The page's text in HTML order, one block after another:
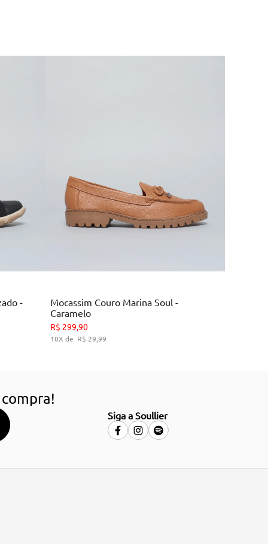
-
ADICIONAR AO CARRINHO
Mocassim Couro Marina Soul -
Caramelo
R$ 299,90
10 R$ 29,99
Siga a Soullier